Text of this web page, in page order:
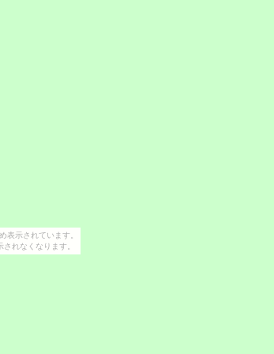
表示されています。
れなくなります。